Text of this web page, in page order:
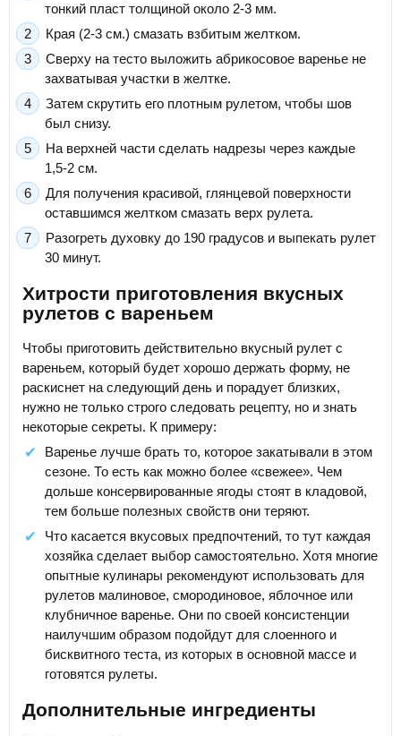
тонкий пласт толщиной около 2-3 мм.
Края (2-3 см.) смазать взбитым желтком.
Сверху на тесто выложить абрикосовое варенье не
захватывая участки в желтке.
Затем скрутить его плотным рулетом, чтобы шов
был снизу.
На верхней части сделать надрезы через каждые
1,5-2 см.
Для получения красивой, глянцевой поверхности
оставшимся желтком смазать верх рулета.
Разогреть духовку до 190 градусов и выпекать рулет
30 минут.
Хитрости приготовления вкусных
рулетов с вареньем
Чтобы приготовить действительно вкусный рулет с
вареньем, который будет хорошо держать форму, не
раскиснет на следующий день и порадует близких,
нужно не только строго следовать рецепту, но и знать
некоторые секреты. К примеру:
Варенье лучше брать то, которое закатывали в этом
сезоне. То есть как можно более «свежее». Чем
дольше консервированные ягоды стоят в кладовой,
тем больше полезных свойств они теряют.
Что касается вкусовых предпочтений, то тут каждая
хозяйка сделает выбор самостоятельно. Хотя многие
опытные кулинары рекомендуют использовать для
рулетов малиновое, смородиновое, яблочное или
клубничное варенье. Они по своей консистенции
наилучшим образом подойдут для слоенного и
бисквитного теста, из которых в основной массе и
готовятся рулеты.
Дополнительные ингредиенты